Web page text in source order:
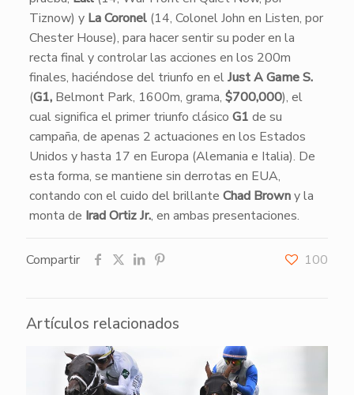
Tiznow) y La Coronel(14, Colonel John en Listen, por
Chester House), para hacer sentir su poder en la
recta final y controlar las acciones en los 200m
finales, haciéndose del triunfo en elJust A Game S.
(G1,Belmont Park, 1600m, grama, $700,000), el
cual significa el primer triunfo clásico G1 de su
campaña, de apenas 2 actuaciones en los Estados
Unidos y hasta 17 en Europa (Alemania e Italia). De
esta forma, se mantiene sin derrotas en EUA,
contando con el cuido del brillante Chad Browny la
monta de Irad Ortiz Jr., en ambas presentaciones.
Compartir 100
Artículos relacionados